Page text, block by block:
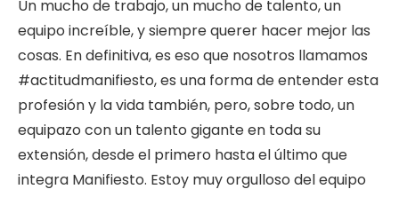
Un mucho de trabajo, un mucho de talento, un
equipo increíble, y siempre querer hacer mejor las
cosas. En definitiva, es eso que nosotros llamamos
#actitudmanifiesto, es una forma de entender esta
profesión y la vida también, pero, sobre todo, un
equipazo con un talento gigante en toda su
extensión, desde el primero hasta el último que
integra Manifiesto. Estoy muy orgulloso del equipo